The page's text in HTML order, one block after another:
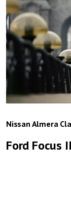
Nissan Almera
Ford Focus II